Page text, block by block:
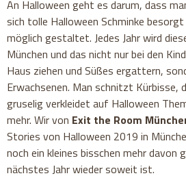
An Halloween geht es darum, dass
sich tolle Halloween Schminke
möglich gestaltet. Jedes Jahr wird
München und das nicht nur bei den
Haus ziehen und Süßes ergattern,
Erwachsenen. Man schnitzt Kürbisse,
gruselig verkleidet auf Halloween
mehr. Wir von Exit the Room
Stories von Halloween 2019 in
noch ein kleines bisschen mehr davon
nächstes Jahr wieder soweit ist.